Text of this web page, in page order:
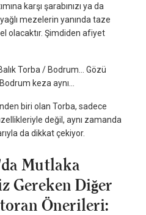
karşı şarabınızı ya da
mezelerin yanında taze
olacaktır. Şimdiden afiyet
Torba / Bodrum... Gözü
keza aynı...
biri olan Torba, sadece
değil, aynı zamanda
da dikkat çekiyor.
Mutlaka
Gereken Diğer
Önerileri: